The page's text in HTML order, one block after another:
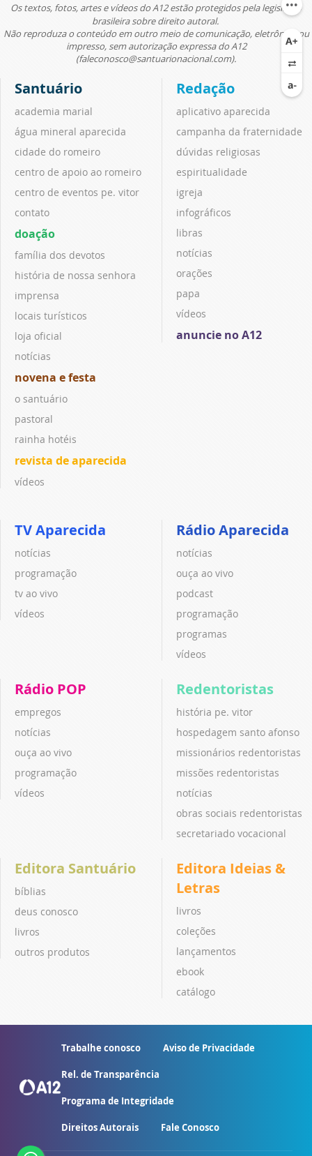
Os textos, fotos, artes e vídeos do A12 estão protegidos pela legislação
brasileira sobre direito autoral.
Não reproduza o conteúdo em outro meio de comunicação, eletrônico ou
impresso, sem autorização expressa do A12
(faleconosco@santuarionacional.com).
Santuário
academia marial
água mineral aparecida
cidade do romeiro
centro de apoio ao romeiro
centro de eventos pe. vitor
contato
doação
família dos devotos
história de nossa senhora
imprensa
locais turísticos
loja oficial
notícias
novena e festa
o santuário
pastoral
rainha hotéis
revista de aparecida
vídeos
Redação
aplicativo aparecida
campanha da fraternidade
dúvidas religiosas
espiritualidade
igreja
infográficos
libras
notícias
orações
papa
vídeos
anuncie no A12
TV Aparecida
notícias
programação
tv ao vivo
vídeos
Rádio Aparecida
notícias
ouça ao vivo
podcast
programação
programas
vídeos
Rádio POP
empregos
notícias
ouça ao vivo
programação
vídeos
Redentoristas
história pe. vitor
hospedagem santo afonso
missionários redentoristas
missões redentoristas
notícias
obras sociais redentoristas
secretariado vocacional
Editora Santuário
bíblias
deus conosco
livros
outros produtos
Editora Ideias &
Letras
livros
coleções
lançamentos
ebook
catálogo
Trabalhe conosco Aviso de Privacidade
Rel. de Transparência
Programa de Integridade
Direitos Autorais Fale Conosco